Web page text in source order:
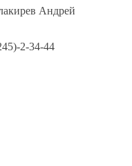
Андрей
2-34-44